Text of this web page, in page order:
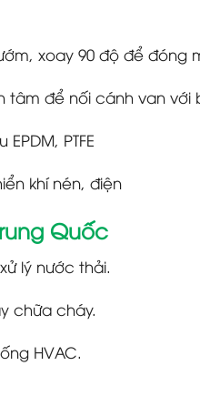
xoay 90 độ để đóng
tâm để nối cánh van với
PTFE
khí nén, điện
Quốc
lý nước thải.
chữa cháy.
HVAC.